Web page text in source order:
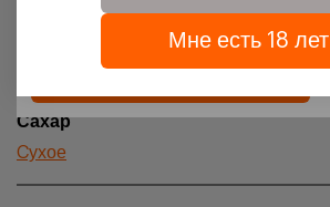
Сахар
Cухое
обработки персональных данных
Подтверждаю
Мне есть 18 лет